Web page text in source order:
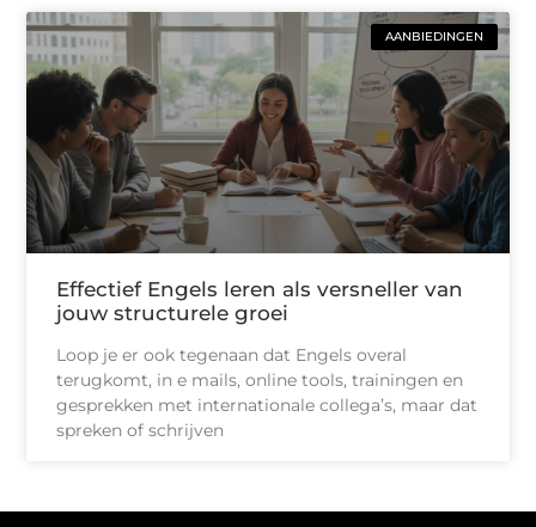
AANBIEDINGEN
Effectief Engels leren als versneller van
jouw structurele groei
Loop je er ook tegenaan dat Engels overal
terugkomt, in e mails, online tools, trainingen en
gesprekken met internationale collega’s, maar dat
spreken of schrijven